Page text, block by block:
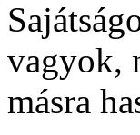
vagyok,
másra